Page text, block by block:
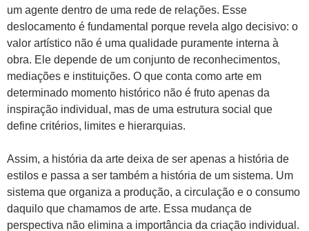
um agente dentro de uma rede de relações. Esse
deslocamento é fundamental porque revela algo decisivo: o
valor artístico não é uma qualidade puramente interna à
obra. Ele depende de um conjunto de reconhecimentos,
mediações e instituições. O que conta como arte em
determinado momento histórico não é fruto apenas da
inspiração individual, mas de uma estrutura social que
define critérios, limites e hierarquias.
Assim, a história da arte deixa de ser apenas a história de
estilos e passa a ser também a história de um sistema. Um
sistema que organiza a produção, a circulação e o consumo
daquilo que chamamos de arte. Essa mudança de
perspectiva não elimina a importância da criação individual.